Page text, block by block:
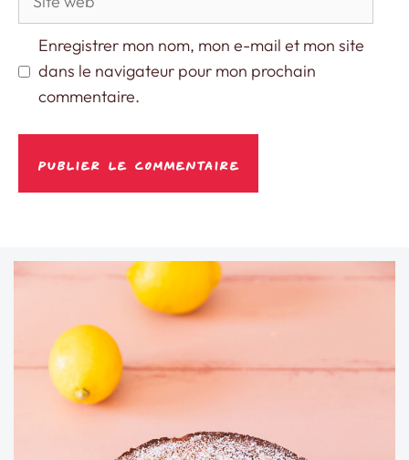
Enregistrer mon nom, mon e-mail et mon site
dans le navigateur pour mon prochain
commentaire.